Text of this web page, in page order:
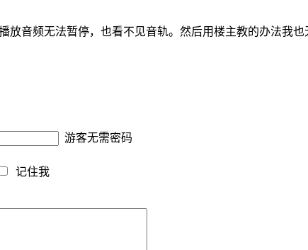
放音频无法暂停，也看不见音轨。然后用楼主教的办法我
游客无需密码
记住我